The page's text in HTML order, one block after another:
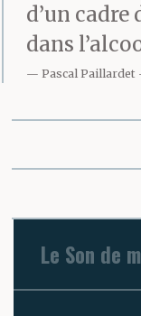
d’un cadre
dans
Pascal Paillardet
Le Son de